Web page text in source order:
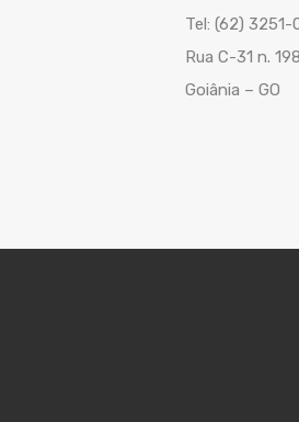
Tel: (62) 3251-
Rua C-31 n.
Goiânia – GO